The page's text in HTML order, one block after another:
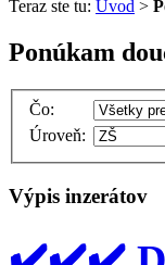
Teraz ste tu: Úvod >
Ponúkam
Čo:
Úroveň:
Výpis inzerátov